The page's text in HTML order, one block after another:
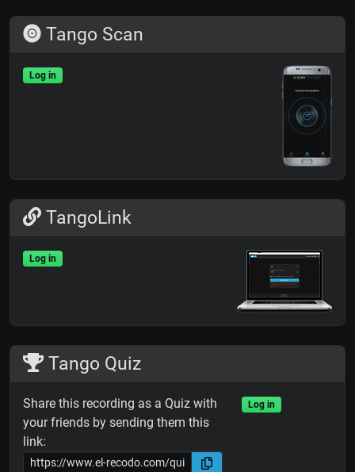
Tango Scan
Log in
TangoLink
Log in
Tango Quiz
Share this recording as a Quiz with
your friends by sending them this
link:
Log in